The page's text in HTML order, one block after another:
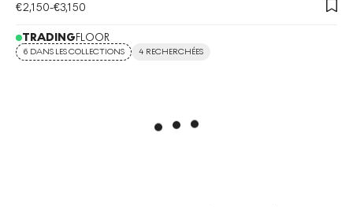
€2,150-€3,150
TRADINGFLOOR
6 DANS LES COLLECTIONS 4 RECHERCHÉES